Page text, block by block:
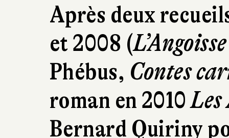
Après deux
et 2008 (
Phébus, Contes
roman en 2010Les
Bernard Quiriny